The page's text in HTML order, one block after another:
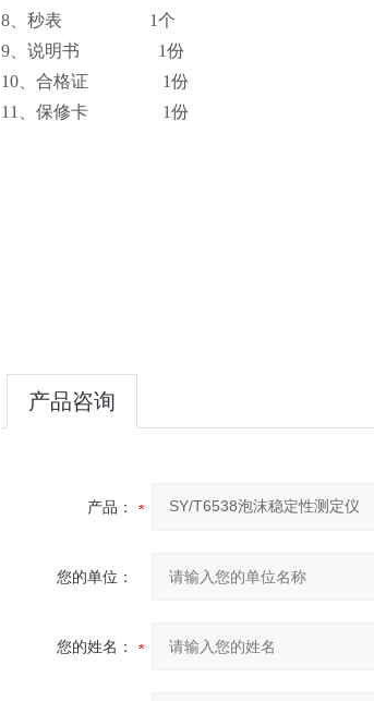
8、秒表 1个
9、说明书 1份
10、合格证 1份
11、保修卡 1份
产品咨询
产品：
您的单位：
您的姓名：